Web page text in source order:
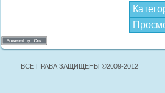
ВСЕ ПРАВА ЗАЩИЩЕНЫ ©2009-2012